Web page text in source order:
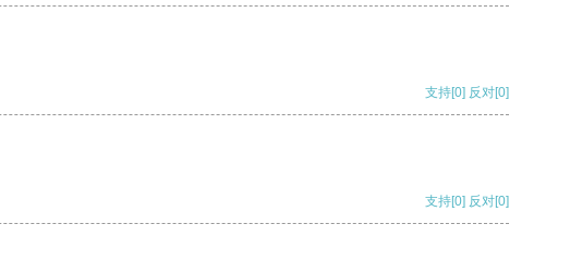
支持[0] 反对[0]
支持[0] 反对[0]